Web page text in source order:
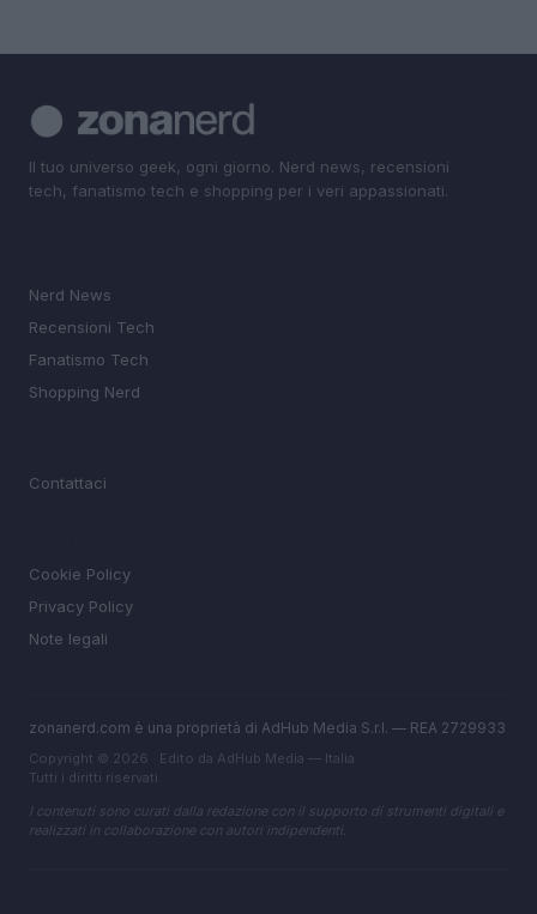
Il tuo universo geek, ogni giorno. Nerd news, recensioni
tech, fanatismo tech e shopping per i veri appassionati.
Nerd News
Recensioni Tech
Fanatismo Tech
Shopping Nerd
Contattaci
Cookie Policy
Privacy Policy
Note legali
zonanerd.com è una proprietà di AdHub Media S.r.l. — REA 2729933
Copyright © 2026 · Edito da AdHub Media — Italia
Tutti i diritti riservati
I contenuti sono curati dalla redazione con il supporto di strumenti digitali e
realizzati in collaborazione con autori indipendenti.